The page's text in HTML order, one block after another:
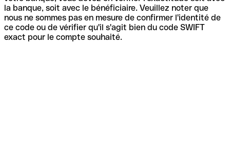
la banque, soit avec le bénéficiaire. Veuillez noter que
nous ne sommes pas en mesure de confirmer l'identité de
ce code ou de vérifier qu'il s'agit bien du code SWIFT
exact pour le compte souhaité.